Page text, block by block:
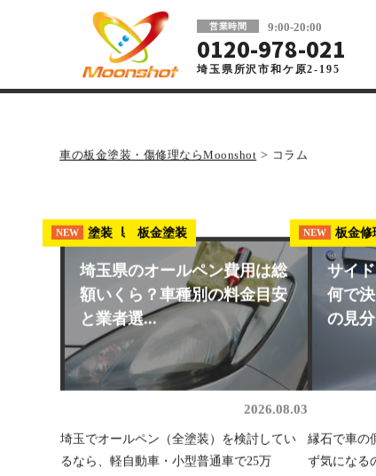
営業時間 9:00-20:00
0120-978-021
埼玉県所沢市和ケ原2-195
車の板金塗装・傷修理ならMoonshot> コラム
NEW 埼玉県 板金塗装
NEW 塗装
埼玉県のオールペン費用は総
額いくら？車種別の料金目安
と業者選...
2026.08.03
埼玉でオールペン（全塗装）を検討してい
るなら、軽自動車・小型普通車で25万
NEW 板金修
サイ
何で
の見
縁石で車の
ず気になる